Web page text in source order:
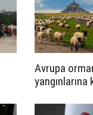
Avrupa
yangınlarına
koyunlarda